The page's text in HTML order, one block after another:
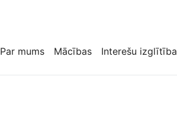
Par mums Mācības Interešu izglītība